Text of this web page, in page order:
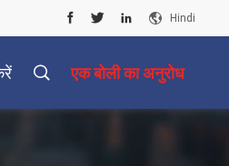
Hindi
एक बोली का अनुरोध